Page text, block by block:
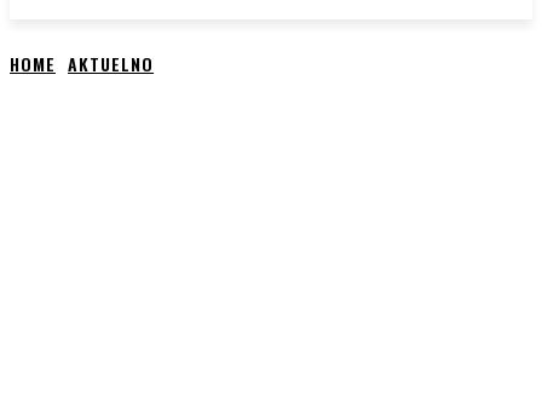
HOME AKTUELNO